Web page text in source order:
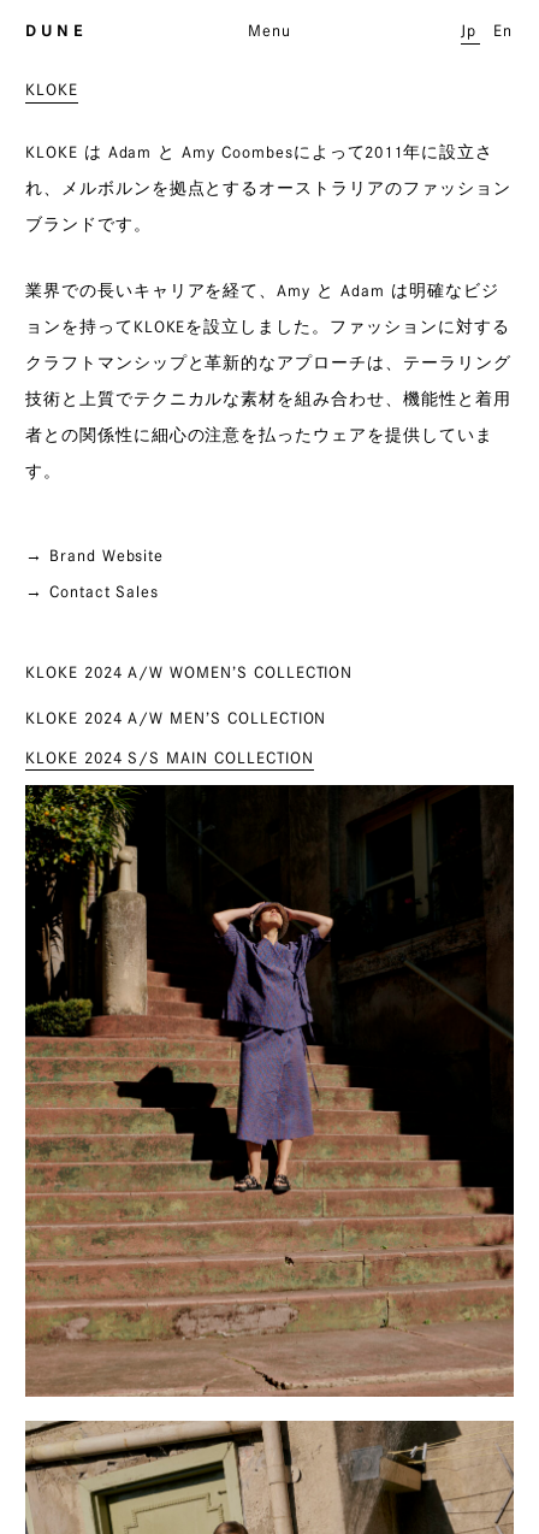
D U N E Jp En
Menu
KLOKE
KLOKE は Adam と Amy Coombesによって2011年に設立さ
れ、メルボルンを拠点とするオーストラリアのファッション
ブランドです。
業界での長いキャリアを経て、Amy と Adam は明確なビジ
ョンを持ってKLOKEを設立しました。ファッションに対する
クラフトマンシップと革新的なアプローチは、テーラリング
技術と上質でテクニカルな素材を組み合わせ、機能性と着用
者との関係性に細心の注意を払ったウェアを提供していま
す。
→ Brand Website
→ Contact Sales
KLOKE 2024 A/W WOMEN’S COLLECTION
KLOKE 2024 A/W MEN’S COLLECTION
KLOKE 2024 S/S MAIN COLLECTION